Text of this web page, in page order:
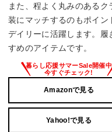
また、程よく丸みのある
装にマッチするのもポイン
デイリーに活躍します。履
すめのアイテムです。
Amazonで見る
Yahoo!で見る